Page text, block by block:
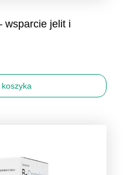
wsparcie jelit i